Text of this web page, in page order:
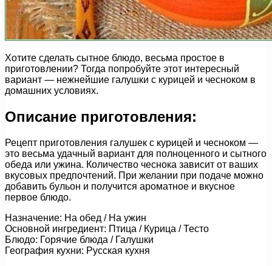
Хотите сделать сытное блюдо, весьма простое в
приготовлении? Тогда попробуйте этот интересный
вариант — нежнейшие галушки с курицей и чесноком в
домашних условиях.
Описание приготовления:
Рецепт приготовления галушек с курицей и чесноком —
это весьма удачный вариант для полноценного и сытного
обеда или ужина. Количество чеснока зависит от ваших
вкусовых предпочтений. При желании при подаче можно
добавить бульон и получится ароматное и вкусное
первое блюдо.
Назначение: На обед / На ужин
Основной ингредиент: Птица / Курица / Тесто
Блюдо: Горячие блюда / Галушки
География кухни: Русская кухня